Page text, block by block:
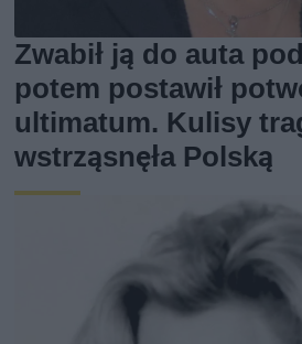
Zwabił ją do auta
potem postawił
ultimatum. Kulisy
wstrząsnęła Polską